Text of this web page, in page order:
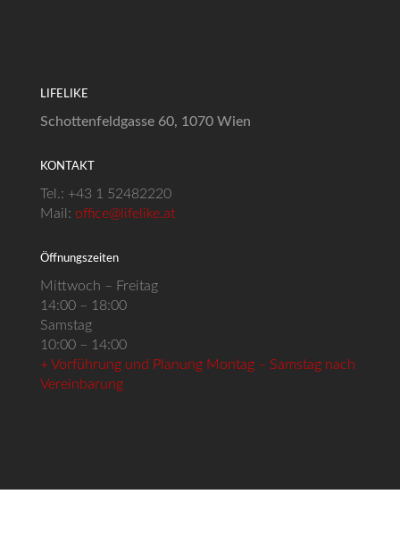
LIFELIKE
Schottenfeldgasse 60, 1070 Wien
KONTAKT
Tel.: +43 1 52482220
Mail: office@lifelike.at
Öffnungszeiten
Mittwoch – Freitag
14:00 – 18:00
Samstag
10:00 – 14:00
+ Vorführung und Planung Montag – Samstag nach
Vereinbarung